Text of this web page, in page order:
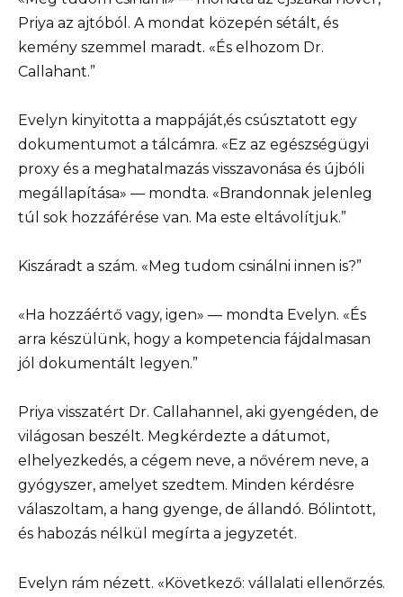
Priya az ajtóból. A mondat közepén sétált, és
kemény szemmel maradt. «És elhozom Dr.
Callahant.”
Evelyn kinyitotta a mappáját,és csúsztatott egy
dokumentumot a tálcámra. «Ez az egészségügyi
proxy és a meghatalmazás visszavonása és újbóli
megállapítása» — mondta. «Brandonnak jelenleg
túl sok hozzáférése van. Ma este eltávolítjuk.”
Kiszáradt a szám. «Meg tudom csinálni innen is?”
«Ha hozzáértő vagy, igen» — mondta Evelyn. «És
arra készülünk, hogy a kompetencia fájdalmasan
jól dokumentált legyen.”
Priya visszatért Dr. Callahannel, aki gyengéden, de
világosan beszélt. Megkérdezte a dátumot,
elhelyezkedés, a cégem neve, a nővérem neve, a
gyógyszer, amelyet szedtem. Minden kérdésre
válaszoltam, a hang gyenge, de állandó. Bólintott,
és habozás nélkül megírta a jegyzetét.
Evelyn rám nézett. «Következő: vállalati ellenőrzés.